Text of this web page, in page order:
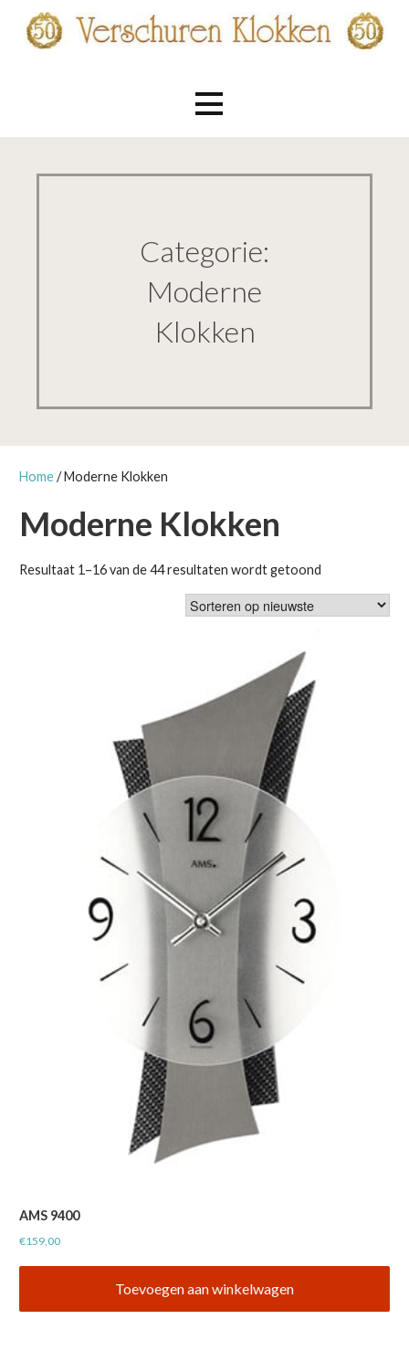
Categorie:
Moderne
Klokken
Home/ Moderne Klokken
Moderne Klokken
Resultaat 1–16 van de 44 resultaten wordt getoondGesorteerd
op
nieuwste
AMS 9400
€159,00
Toevoegen aan winkelwagen